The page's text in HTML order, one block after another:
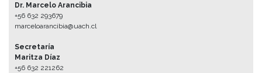
Dr. Marcelo Arancibia
+56 632 293679
marceloarancibia@uach.cl
Secretaría
Maritza Díaz
+56 632 221262